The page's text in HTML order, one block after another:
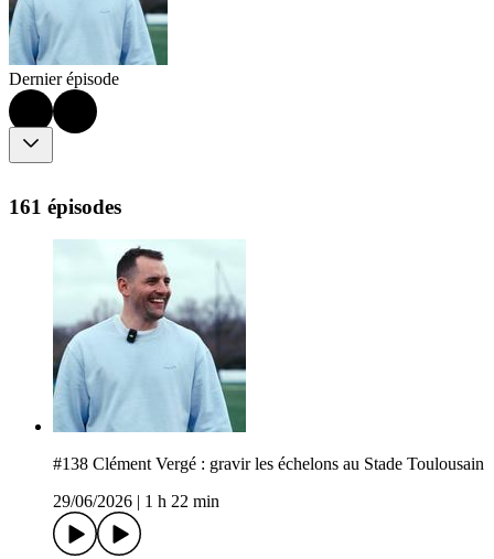
Dernier épisode
161 épisodes
#138 Clément Vergé : gravir les échelons au Stade Toulousain
29/06/2026
1 h 22 min